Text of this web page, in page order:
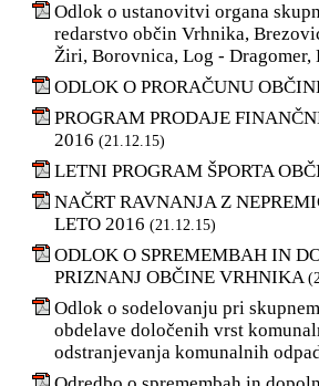
Odlok o ustanovitvi organa
redarstvo občin Vrhnika,
Žiri, Borovnica, Log -
ODLOK O PRORAČUNU
PROGRAM PRODAJE
2016 (21.12.15)
LETNI PROGRAM ŠPORTA
NAČRT RAVNANJA Z
LETO 2016 (21.12.15)
ODLOK O SPREMEMBAH IN
PRIZNANJ OBČINE VRHNIKA
Odlok o sodelovanju pri
obdelave določenih vrst
odstranjevanja komunalnih